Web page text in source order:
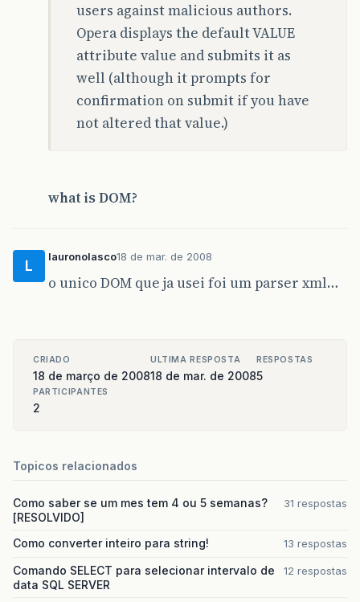
users against malicious authors.
Opera displays the default VALUE
attribute value and submits it as
well (although it prompts for
confirmation on submit if you have
not altered that value.)
what is DOM?
L
lauronolasco18 de mar. de 2008
o unico DOM que ja usei foi um parser xml…
CRIADO
18 de março de 2008
ULTIMA RESPOSTA
18 de mar. de 2008
RESPOSTAS
5
PARTICIPANTES
2
Topicos relacionados
Como saber se um mes tem 4 ou 5 semanas?
[RESOLVIDO]
31 respostas
Como converter inteiro para string! 13 respostas
Comando SELECT para selecionar intervalo de
data SQL SERVER
12 respostas